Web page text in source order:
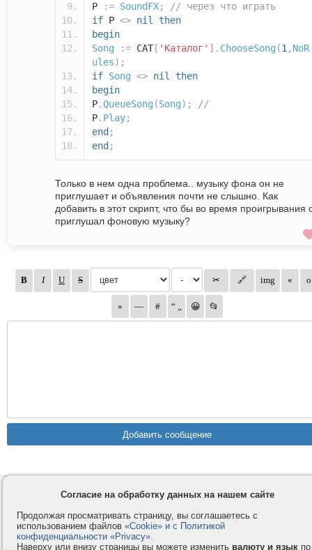
P := SoundFX;
// через что играть
if P <> nil
then
begin
Song
:= CAT [ 'Каталог' ]. ChooseSong (1 , NoR
ules);
if Song <> nil
then
begin
P.QueueSong (Song);
//
P. Play;
end ;
end ;
Только в нем одна проблема.. музыку фона он не
приглушает и объявления почти не слышно. Как
добавить в этот скрипт, что бы во время проигрывания
приглушал фоновую музыку?
Контакты
Privacy и Cookie
Услуги
Как оплатить
Помощь
Согласие на обработку данных на нашем сайте
Продолжая просматривать страницу, вы соглашаетесь с
использованием файлов «Cookie» и с Политикой
конфиденциальности «Privacy».
Наверху или внизу страницы вы можете изменить валюту и язык по